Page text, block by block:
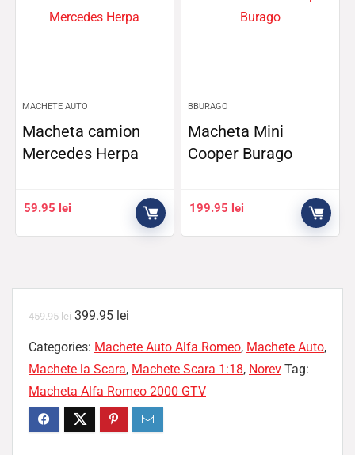
MACHETE AUTO
Macheta camion
Mercedes Herpa
59.95 lei
BBURAGO
Macheta Mini
Cooper Burago
199.95 lei
459.95lei 399.95 lei
Categories: Machete Auto Alfa Romeo, Machete Auto,
Machete la Scara, Machete Scara 1:18, Norev Tag:
Macheta Alfa Romeo 2000 GTV